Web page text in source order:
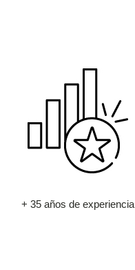
+ 35 años de experiencia